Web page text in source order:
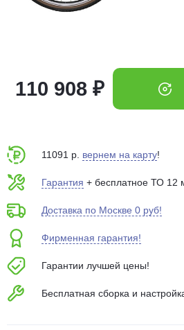
110 908 ₽
11091 р. вернем на карту!
Гарантия + бесплатное ТО 12
Доставка по Москве 0 руб!
Фирменная гарантия!
Гарантии лучшей цены!
Бесплатная сборка и
25% картой любого банка
выбранный способом
75% будут
Подробнее
Остались